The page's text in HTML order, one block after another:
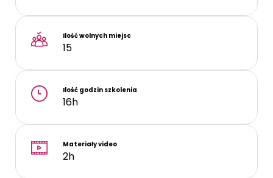
Ilość wolnych miejsc
15
Ilość godzin szkolenia
16h
Materiały video
2h